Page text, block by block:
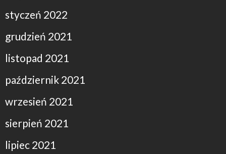
styczeń 2022
grudzień 2021
listopad 2021
październik 2021
wrzesień 2021
sierpień 2021
lipiec 2021